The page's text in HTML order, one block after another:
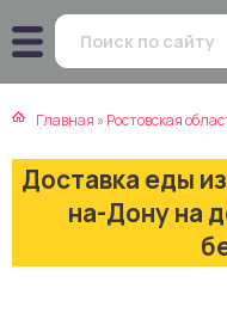
Главная »Ростовская
Доставка еды
на-Дону на
кухня
кухня
кухня